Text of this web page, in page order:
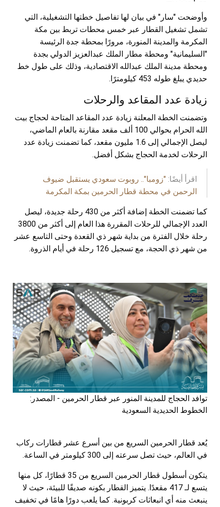
وأوضحت "سار" في بيان لها تفاصيل خطتها التشغيلية، التي
تشمل تشغيل القطار عبر خمس محطات تربط بين مكة
المكرمة والمدينة المنورة، مرورًا بمحطة جدة الرئيسة
"السليمانية" ومحطة مطار الملك عبدالعزيز الدولي بجدة
ومحطة مدينة الملك عبدالله الاقتصادية، وذلك على طول خط
حديدي يبلغ طوله 453 كيلومترًا.
زيادة عدد المقاعد والرحلات
وتضمنت الخطة المعلنة زيادة عدد المقاعد المتاحة لحجاج بيت
الله الحرام بحوالي 100 ألف مقعد مقارنة بالعام الماضي،
ليصل الإجمالي إلى 1.6 مليون مقعد، كما تضمنت زيادة عدد
الرحلات لخدمة الحجاج بشكل أفضل.
اقرأ أيضًا: "زومبا".. روبوت سعودي يستقبل ضيوف
الرحمن في محطة قطار الحرمين بمكة المكرمة
كما تضمنت الخطة إضافة أكثر من 430 رحلة جديدة، ليصل
العدد الإجمالي للرحلات المقررة هذا العام إلى أكثر من 3800
رحلة خلال الفترة من بداية شهر ذي القعدة وحتى التاسع عشر
من شهر ذي الحجة، مع تسجيل 126 رحلة في أيام الذروة.
توافد الحجاج للمدينة المنور عبر قطار الحرمين - المصدر:
الخطوط الحديدية السعودية
يُعد قطار الحرمين السريع من بين أسرع عشر قطارات ركاب
في العالم، حيث تصل سرعته إلى 300 كيلومتر في الساعة.
يتكون أسطول قطار الحرمين السريع من 35 قطارًا، كل منها
يتسع لـ 417 مقعدًا. يتميز القطار بكونه صديقًا للبيئة، حيث لا
ينبعث منه أي انبعاثات كربونية. كما يلعب دورًا هامًا في تخفيف